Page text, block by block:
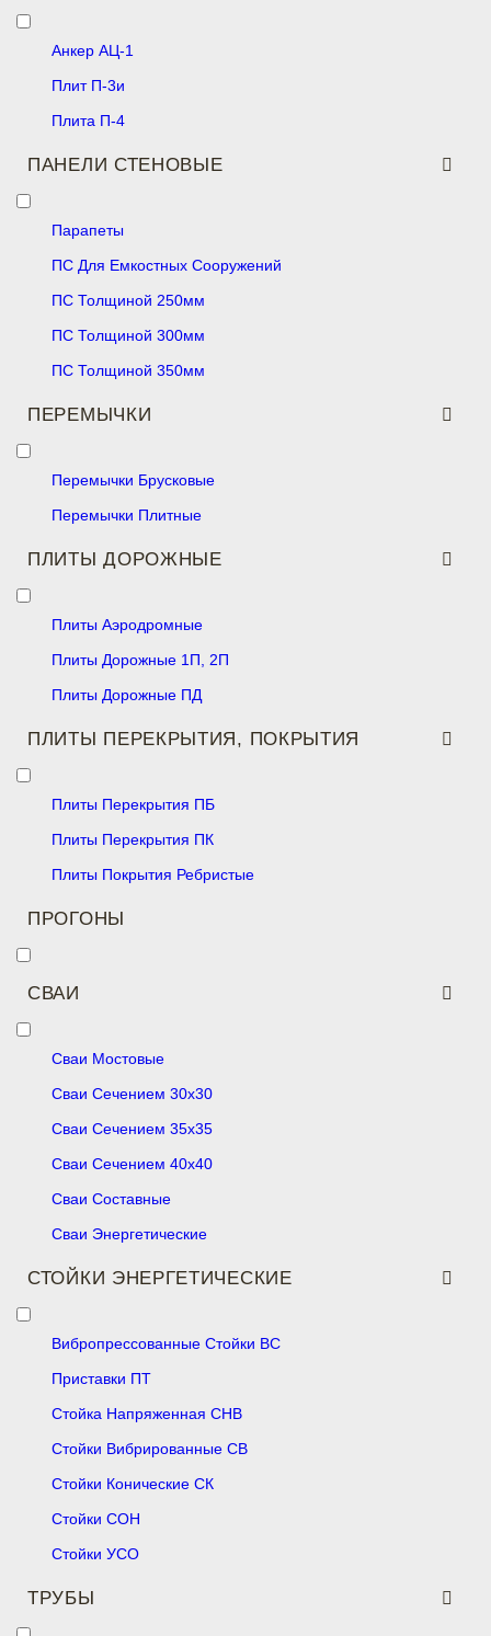
Анкер АЦ-1
Плит П-3и
Плита П-4
ПАНЕЛИ СТЕНОВЫЕ
Парапеты
ПС Для Емкостных Сооружений
ПС Толщиной 250мм
ПС Толщиной 300мм
ПС Толщиной 350мм
ПЕРЕМЫЧКИ
Перемычки Брусковые
Перемычки Плитные
ПЛИТЫ ДОРОЖНЫЕ
Плиты Аэродромные
Плиты Дорожные 1П, 2П
Плиты Дорожные ПД
ПЛИТЫ ПЕРЕКРЫТИЯ, ПОКРЫТИЯ
Плиты Перекрытия ПБ
Плиты Перекрытия ПК
Плиты Покрытия Ребристые
ПРОГОНЫ
СВАИ
Сваи Мостовые
Сваи Сечением 30х30
Сваи Сечением 35х35
Сваи Сечением 40х40
Сваи Составные
Сваи Энергетические
СТОЙКИ ЭНЕРГЕТИЧЕСКИЕ
Вибропрессованные Стойки ВС
Приставки ПТ
Стойка Напряженная СНВ
Стойки Вибрированные СВ
Стойки Конические СК
Стойки СОН
Стойки УСО
ТРУБЫ